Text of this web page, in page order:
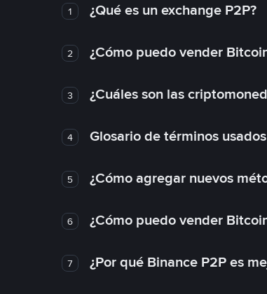
1 ¿Qué es un exchange P2P?
2 ¿Cómo puedo vender
3 ¿Cuáles son las
4 Glosario de términos
5 ¿Cómo agregar nuevos
6 ¿Cómo puedo vender
7 ¿Por qué Binance P2P es